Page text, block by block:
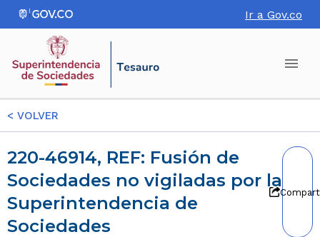
Ir a Gov.co
< VOLVER
220-46914, REF: Fusión de
Sociedades no vigiladas por la
Superintendencia de
Sociedades